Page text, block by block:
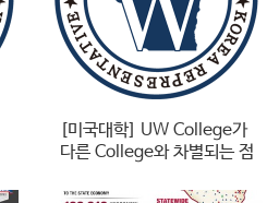
[미국대학] UW College가
다른 College와 차별되는 점